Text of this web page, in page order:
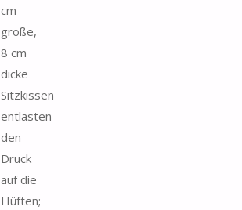
cm
große,
8 cm
dicke
Sitzkissen
entlasten
den
Druck
auf die
Hüften;